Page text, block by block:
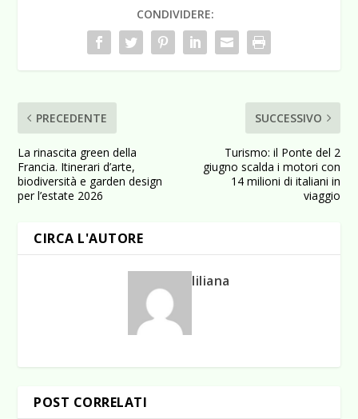
CONDIVIDERE:
PRECEDENTE
La rinascita green della
Francia. Itinerari d’arte,
biodiversità e garden design
per l’estate 2026
SUCCESSIVO
Turismo: il Ponte del 2
giugno scalda i motori con
14 milioni di italiani in
viaggio
CIRCA L'AUTORE
liliana
POST CORRELATI